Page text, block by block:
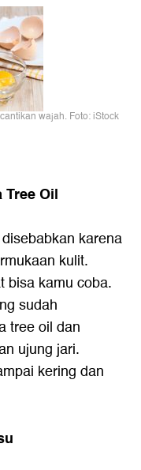
wajah. Foto: iStock
Tree Oil
karena
kulit.
bisa kamu coba.
sudah
tree oil dan
ujung jari.
kering dan